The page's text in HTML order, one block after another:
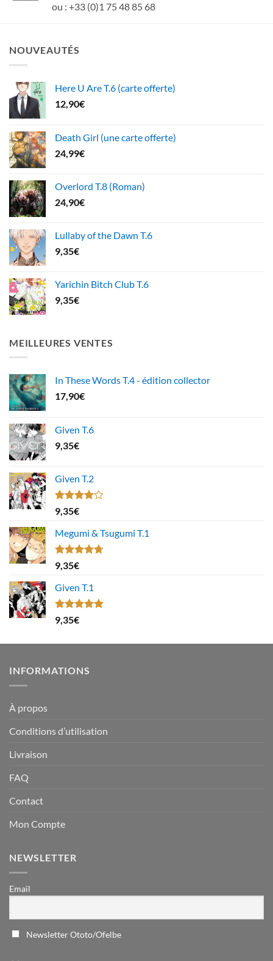
ou : +33 (0)1 75 48 85 68
NOUVEAUTÉS
Here U Are T.6 (carte offerte)
12,90€
Death Girl (une carte offerte)
24,99€
Overlord T.8 (Roman)
24,90€
Lullaby of the Dawn T.6
9,35€
Yarichin Bitch Club T.6
9,35€
MEILLEURES VENTES
In These Words T.4 - édition collector
17,90€
Given T.6
9,35€
Given T.2
Note
4.00
5
9,35€
Megumi & Tsugumi T.1
Note4.67
sur 5
9,35€
Given T.1
Note5.00
sur 5
9,35€
INFORMATIONS
À propos
Conditions d’utilisation
Livraison
FAQ
Contact
Mon Compte
NEWSLETTER
Email
Newsletter Ototo/Ofelbe